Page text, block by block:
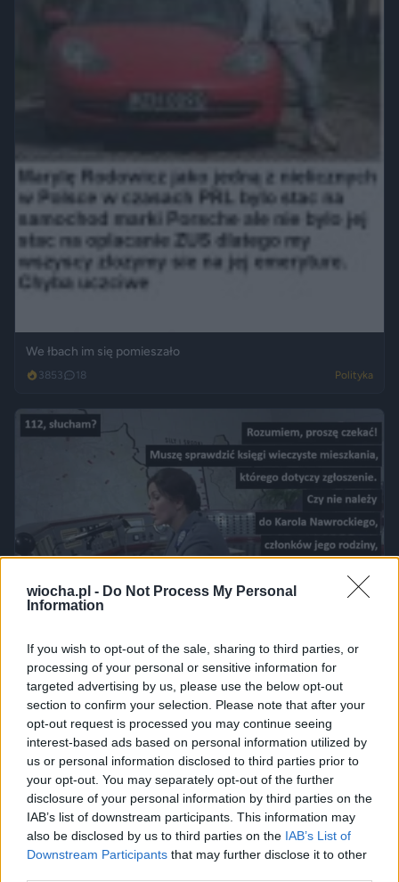
wiocha.pl - Do Not Process My Personal
Information
If you wish to opt-out of the sale, sharing to third parties, or
processing of your personal or sensitive information for
targeted advertising by us, please use the below opt-out
section to confirm your selection. Please note that after your
opt-out request is processed you may continue seeing
interest-based ads based on personal information utilized by
us or personal information disclosed to third parties prior to
your opt-out. You may separately opt-out of the further
disclosure of your personal information by third parties on the
IAB’s list of downstream participants. This information may
also be disclosed by us to third parties on the IAB’s List of
Downstream Participants that may further disclose it to other
We łbach im się pomieszało
3853 18 Polityka
3700 Polityka